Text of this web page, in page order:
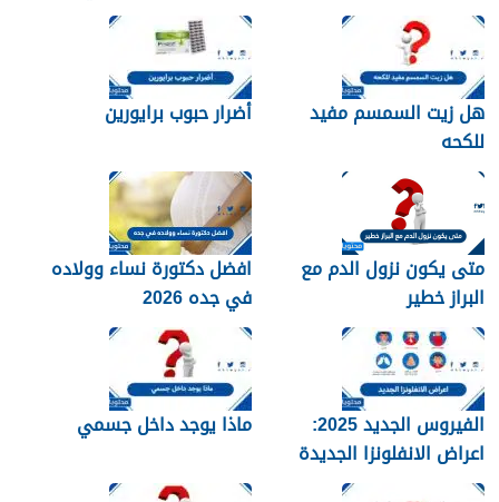
النوع الأنسب لبشرتك
المنزل
هل زيت السمسم مفيد
للكحه
أضرار حبوب برايورين
متى يكون نزول الدم مع
البراز خطير
افضل دكتورة نساء وولاده
في جده 2026
الفيروس الجديد 2025:
اعراض الانفلونزا الجديدة
وطرق العلاج
ماذا يوجد داخل جسمي